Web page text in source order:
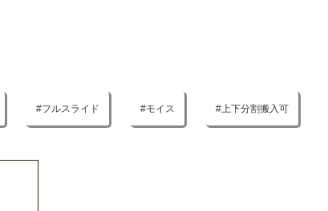
フルスライド モイス 上下分割搬入可